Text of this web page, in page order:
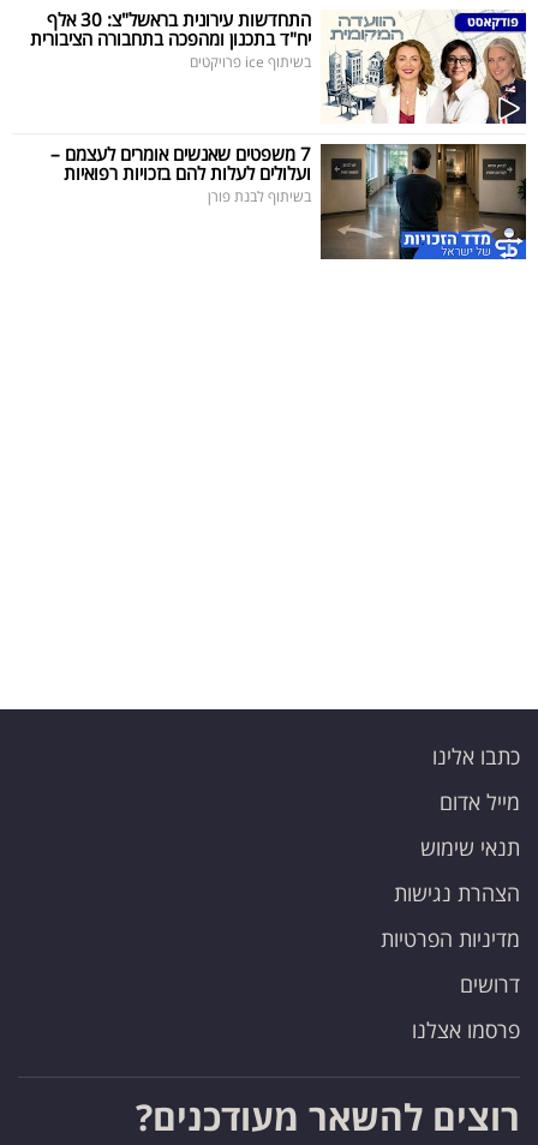
התחדשות עירונית בראשל"צ: 30 אלף
יח"ד בתכנון ומהפכה בתחבורה הציבורית
בשיתוף ice פרויקטים
7 משפטים שאנשים אומרים לעצמם –
ועלולים לעלות להם בזכויות רפואיות
בשיתוף לבנת פורן
כתבו אלינו
מייל אדום
תנאי שימוש
הצהרת נגישות
מדיניות הפרטיות
דרושים
פרסמו אצלנו
רוצים להשאר מעודכנים?